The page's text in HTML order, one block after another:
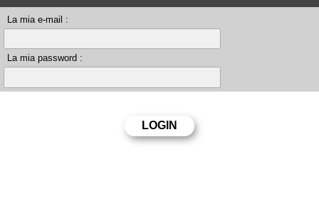
La mia e-mail :
La mia password :